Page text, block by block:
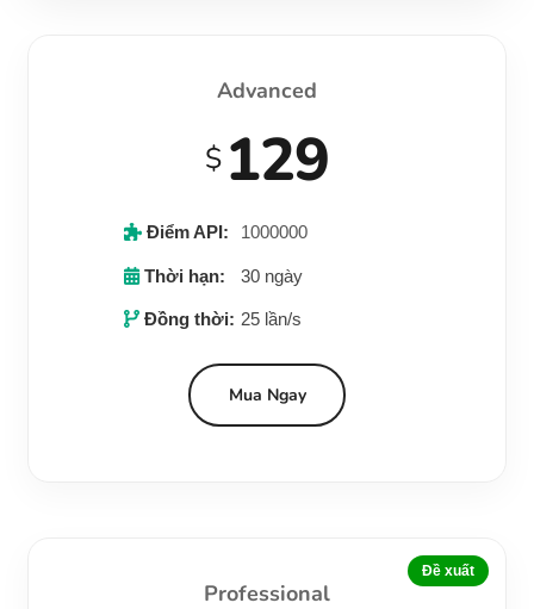
Advanced
$ 129
Điểm API: 1000000
Thời hạn: 30 ngày
Đồng thời: 25 lần/s
Mua Ngay
Đề xuất
Professional